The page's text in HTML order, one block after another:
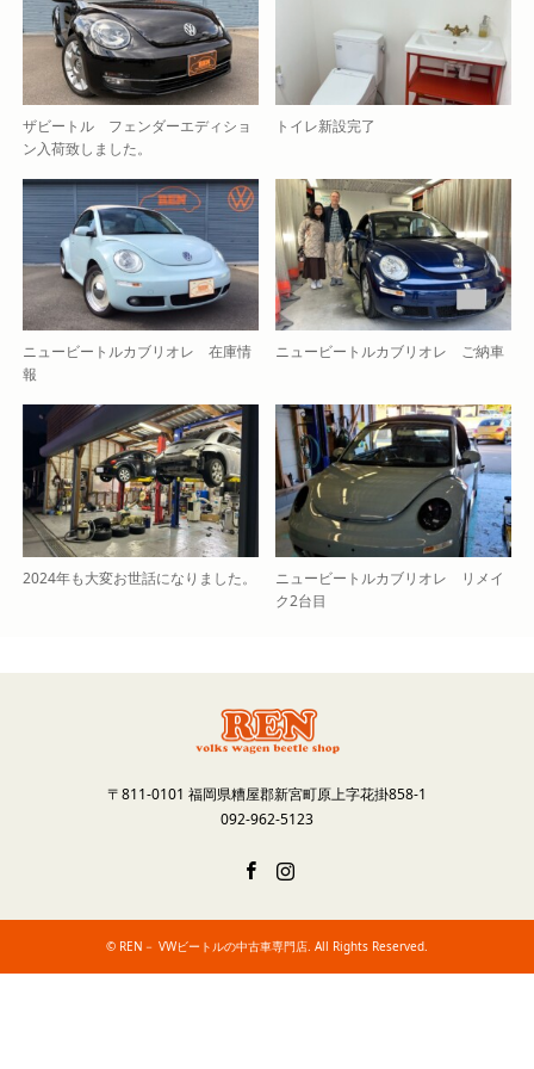
ザビートル フェンダーエディショ
ン入荷致しました。
トイレ新設完了
ニュービートルカブリオレ 在庫情
報
ニュービートルカブリオレ ご納車
2024年も大変お世話になりました。
ニュービートルカブリオレ リメイ
ク2台目
〒811-0101 福岡県糟屋郡新宮町原上字花掛858-1
092-962-5123
© REN－ VWビートルの中古車専門店. All Rights Reserved.